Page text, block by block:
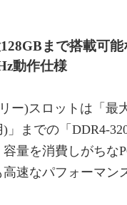
まで搭載可
動作仕様
ー)スロットは「最
」までの「DDR4-
量を消費しがちな
速なパフォーマン